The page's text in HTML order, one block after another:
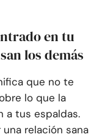
en tu
los demás
que no te
lo que la
a tus espaldas.
relación sana